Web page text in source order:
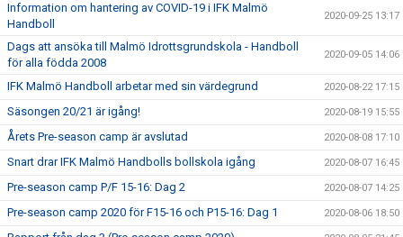
Information om hantering av COVID-19 i IFK Malmö
Handboll
2020-09-25 13:17
Dags att ansöka till Malmö Idrottsgrundskola - Handboll
för alla födda 2008
2020-09-05 14:06
IFK Malmö Handboll arbetar med sin värdegrund 2020-08-22 17:15
Säsongen 20/21 är igång! 2020-08-19 15:55
Årets Pre-season camp är avslutad 2020-08-08 17:10
Snart drar IFK Malmö Handbolls bollskola igång 2020-08-07 16:45
Pre-season camp P/F 15-16: Dag 2 2020-08-07 14:25
Pre-season camp 2020 för F15-16 och P15-16: Dag 1 2020-08-06 18:50